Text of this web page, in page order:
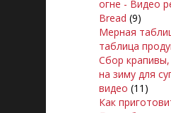
огне - Видео
Bread (9)
Мерная
таблица
Сбор
на зиму для
видео (11)
Как